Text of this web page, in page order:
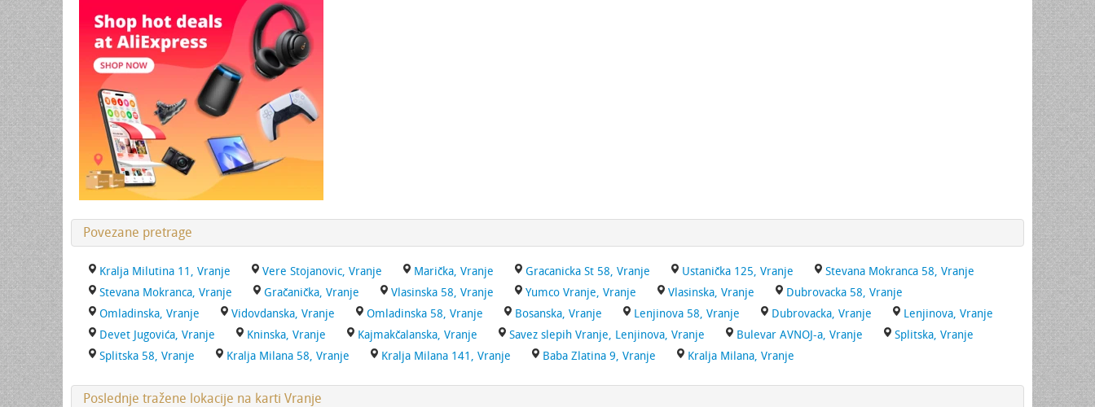
Povezane pretrage
Kralja Milutina 11, Vranje Vere Stojanovic, Vranje Marička, Vranje Gracanicka St 58, Vranje Ustanička 125, Vranje
Stevana Mokranca 58, Vranje
Stevana Mokranca, Vranje
Gračanička, Vranje Vlasinska 58, Vranje Yumco Vranje, Vranje Vlasinska, Vranje
Dubrovacka 58, Vranje
Omladinska, Vranje
Vidovdanska, Vranje Omladinska 58, Vranje Bosanska, Vranje Lenjinova 58, Vranje Dubrovacka, Vranje
Lenjinova, Vranje
Devet Jugovića, Vranje
Kninska, Vranje Kajmakčalanska, Vranje Savez slepih Vranje, Lenjinova, Vranje Bulevar AVNOJ-a, Vranje
Splitska, Vranje
Splitska 58, Vranje
Kralja Milana 58, Vranje Kralja Milana 141, Vranje Baba Zlatina 9, Vranje Kralja Milana, Vranje
Poslednje tražene lokacije na karti Vranje